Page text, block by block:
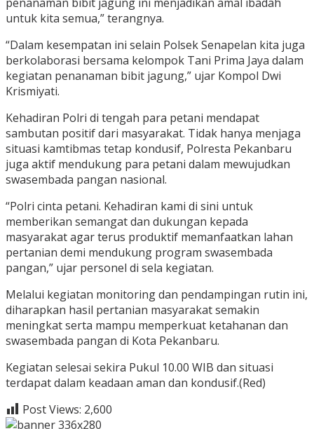
untuk kita semua,” terangnya.
“Dalam kesempatan ini selain Polsek Senapelan kita juga
berkolaborasi bersama kelompok Tani Prima Jaya dalam
kegiatan penanaman bibit jagung,” ujar Kompol Dwi
Krismiyati.
Kehadiran Polri di tengah para petani mendapat
sambutan positif dari masyarakat. Tidak hanya menjaga
situasi kamtibmas tetap kondusif, Polresta Pekanbaru
juga aktif mendukung para petani dalam mewujudkan
swasembada pangan nasional.
“Polri cinta petani. Kehadiran kami di sini untuk
memberikan semangat dan dukungan kepada
masyarakat agar terus produktif memanfaatkan lahan
pertanian demi mendukung program swasembada
pangan,” ujar personel di sela kegiatan.
Melalui kegiatan monitoring dan pendampingan rutin ini,
diharapkan hasil pertanian masyarakat semakin
meningkat serta mampu memperkuat ketahanan dan
swasembada pangan di Kota Pekanbaru.
Kegiatan selesai sekira Pukul 10.00 WIB dan situasi
terdapat dalam keadaan aman dan kondusif.(Red)
Post Views: 2,600